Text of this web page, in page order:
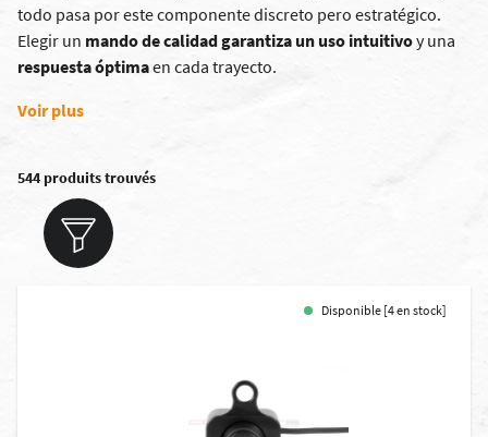
todo pasa por este componente discreto pero estratégico.
Elegir un mando de calidad garantiza un uso intuitivoy una
respuesta óptimaen cada trayecto.
Voir plus
544 produits trouvés
Disponible [4 en stock]